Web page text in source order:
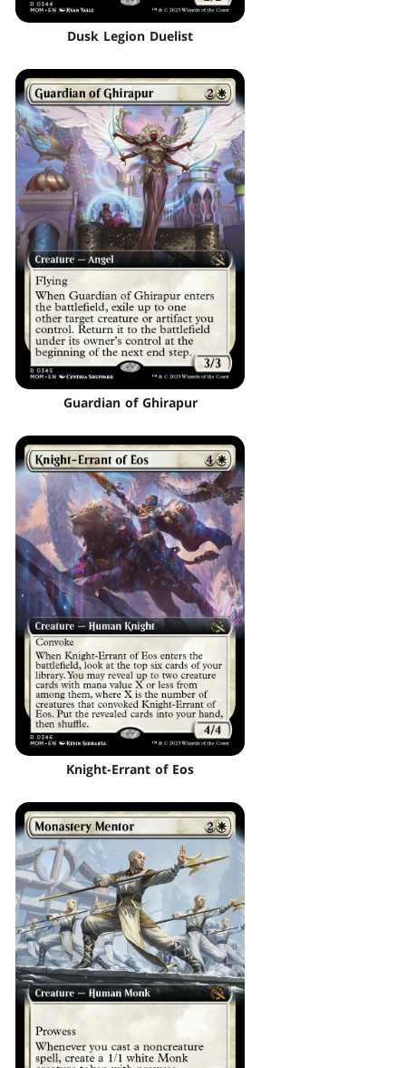
Dusk Legion Duelist
Guardian of Ghirapur
Knight-Errant of Eos